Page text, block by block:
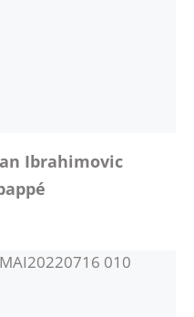
Ibrahimovic